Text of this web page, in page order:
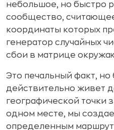
небольшое, но быстро
сообщество,
координаты которых
генератор случайных
сбои в матрице
Это печальный факт,
действительно живет
географической точки
одном месте, мы
определенным